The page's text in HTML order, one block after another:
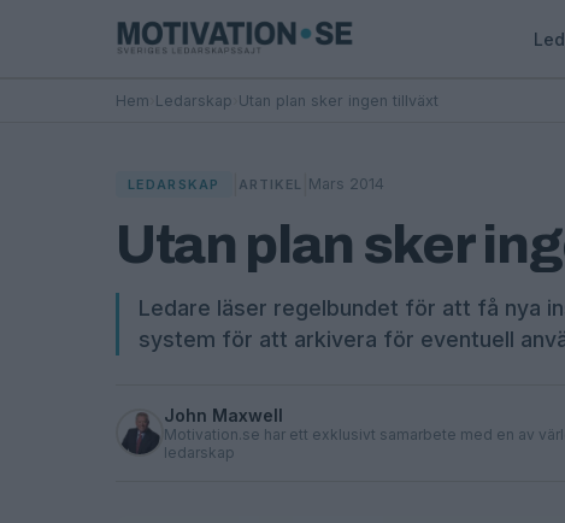
Hem Ledarskap Utan plan sker ingen tillväxt
LEDARSKAP ARTIKEL Mars 2014
Utan plan sker
Ledare läser regelbundet för att få nya
system för att arkivera för eventuell
John Maxwell
Motivation.se har ett exklusivt samarbete med en av
ledarskap